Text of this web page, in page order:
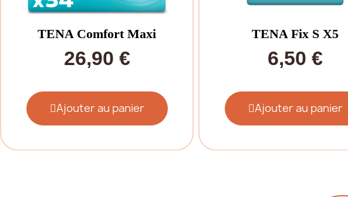
TENA Comfort Maxi
26,90 €
Ajouter au panier
TENA Fix S X5
6,50 €
Ajouter au panier